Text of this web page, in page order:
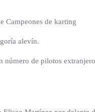
Campeones de karting
alevín.
de pilotos